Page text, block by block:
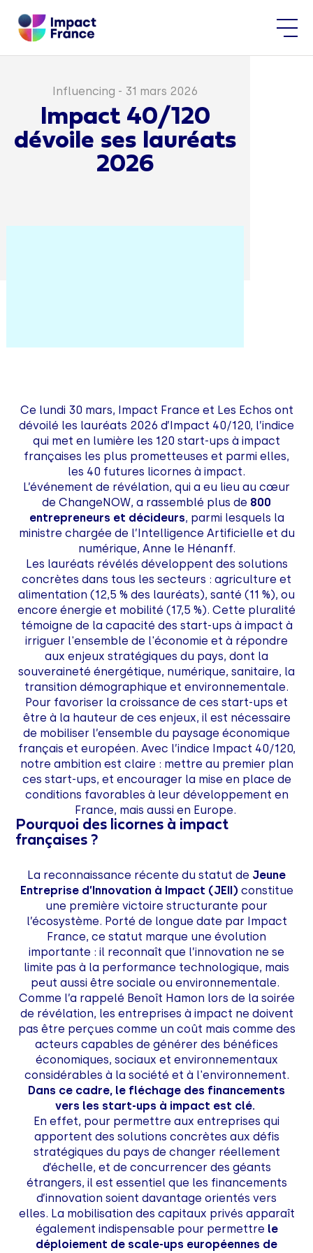
Influencing - 31 mars 2026
Impact 40/120
dévoile ses lauréats
2026
Ce lundi 30 mars, Impact France et Les Echos ont
dévoilé les lauréats 2026 d’Impact 40/120, l’indice
qui met en lumière les 120 start-ups à impact
françaises les plus prometteuses et parmi elles,
les 40 futures licornes à impact.
L’événement de révélation, qui a eu lieu au cœur
de ChangeNOW, a rassemblé plus de 800
entrepreneurs et décideurs, parmi lesquels la
ministre chargée de l’Intelligence Artificielle et du
numérique, Anne le Hénanff.
Les lauréats révélés développent des solutions
concrètes dans tous les secteurs : agriculture et
alimentation (12,5 % des lauréats), santé (11 %), ou
encore énergie et mobilité (17,5 %). Cette pluralité
témoigne de la capacité des start-ups à impact à
irriguer l'ensemble de l'économie et à répondre
aux enjeux stratégiques du pays, dont la
souveraineté énergétique, numérique, sanitaire, la
transition démographique et environnementale.
Pour favoriser la croissance de ces start-ups et
être à la hauteur de ces enjeux, il est nécessaire
de mobiliser l’ensemble du paysage économique
français et européen. Avec l’indice Impact 40/120,
notre ambition est claire : mettre au premier plan
ces start-ups, et encourager la mise en place de
conditions favorables à leur développement en
France, mais aussi en Europe.
Pourquoi des licornes à impact
françaises ?
La reconnaissance récente du statut de Jeune
Entreprise d’Innovation à Impact (JEII) constitue
une première victoire structurante pour
l’écosystème. Porté de longue date par Impact
France, ce statut marque une évolution
importante : il reconnaît que l’innovation ne se
limite pas à la performance technologique, mais
peut aussi être sociale ou environnementale.
Comme l’a rappelé Benoît Hamon lors de la soirée
de révélation, les entreprises à impact ne doivent
pas être perçues comme un coût mais comme des
acteurs capables de générer des bénéfices
économiques, sociaux et environnementaux
considérables à la société et à l'environnement.
Dans ce cadre, le fléchage des financements
vers les start-ups à impact est clé.
En effet, pour permettre aux entreprises qui
apportent des solutions concrètes aux défis
stratégiques du pays de changer réellement
d’échelle, et de concurrencer des géants
étrangers, il est essentiel que les financements
d’innovation soient davantage orientés vers
elles. La mobilisation des capitaux privés apparaît
également indispensable pour permettre le
déploiement de scale-ups européennes de